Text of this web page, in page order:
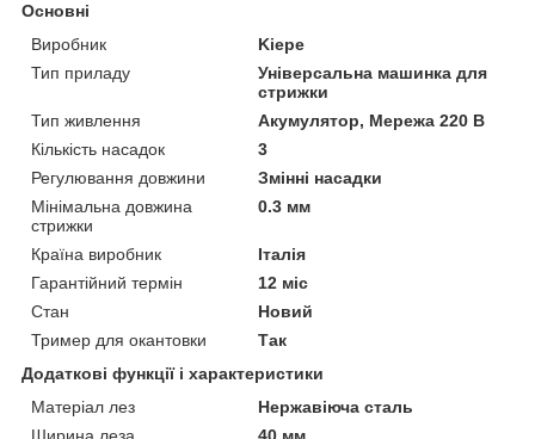
Основні
Виробник
Kiepe
Тип приладу
Універсальна машинка для
стрижки
Тип живлення
Акумулятор, Мережа 220 В
Кількість насадок
3
Регулювання довжини
Змінні насадки
Мінімальна довжина
стрижки
0.3 мм
Країна виробник
Італія
Гарантійний термін
12 міс
Стан
Новий
Тример для окантовки
Так
Додаткові функції і характеристики
Матеріал лез
Нержавіюча сталь
Ширина леза
40 мм